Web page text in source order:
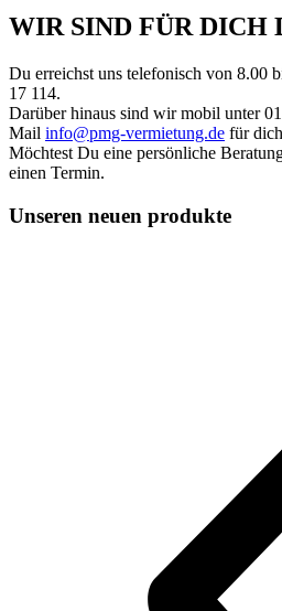
WIR SIND FÜR DICH
Du erreichst uns telefonisch von 8.00
17 114.
Darüber hinaus sind wir mobil unter
Mail info@pmg-vermietung.de für
Möchtest Du eine persönliche
einen Termin.
Unseren neuen produkte